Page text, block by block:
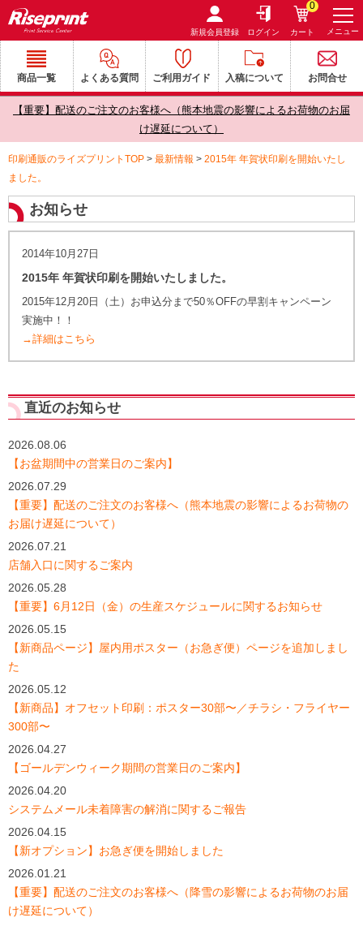
新規会員登録 ログイン カート
0
メニュー
商品一覧 よくある質問 ご利用ガイド 入稿について お問合せ
【重要】配送のご注文のお客様へ（熊本地震の影響によるお荷物のお届
け遅延について）
印刷通販のライズプリントTOP > 最新情報 > 2015年 年賀状印刷を開始いたし
ました。
お知らせ
2014年10月27日
2015年 年賀状印刷を開始いたしました。
2015年12月20日（土）お申込分まで50％OFFの早割キャンペーン
実施中！！
→詳細はこちら
直近のお知らせ
2026.08.06
【お盆期間中の営業日のご案内】
2026.07.29
【重要】配送のご注文のお客様へ（熊本地震の影響によるお荷物の
お届け遅延について）
2026.07.21
店舗入口に関するご案内
2026.05.28
【重要】6月12日（金）の生産スケジュールに関するお知らせ
2026.05.15
【新商品ページ】屋内用ポスター（お急ぎ便）ページを追加しまし
た
2026.05.12
【新商品】オフセット印刷：ポスター30部〜／チラシ・フライヤー
300部〜
2026.04.27
【ゴールデンウィーク期間の営業日のご案内】
2026.04.20
システムメール未着障害の解消に関するご報告
2026.04.15
【新オプション】お急ぎ便を開始しました
2026.01.21
【重要】配送のご注文のお客様へ（降雪の影響によるお荷物のお届
け遅延について）